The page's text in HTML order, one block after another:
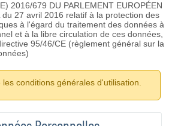
2016/679 DU PARLEMENT EUROPÉEN
du 27 avril 2016 relatif à la protection des
à l'égard du traitement des données à
et à la libre circulation de ces données,
95/46/CE (règlement général sur la
les conditions générales d'utilisation.